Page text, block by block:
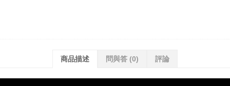
商品描述 問與答 (0) 評論